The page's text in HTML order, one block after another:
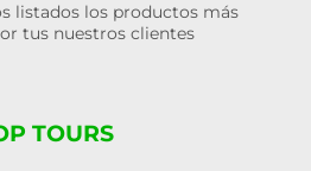
listados los productos más
tus nuestros clientes
TOURS